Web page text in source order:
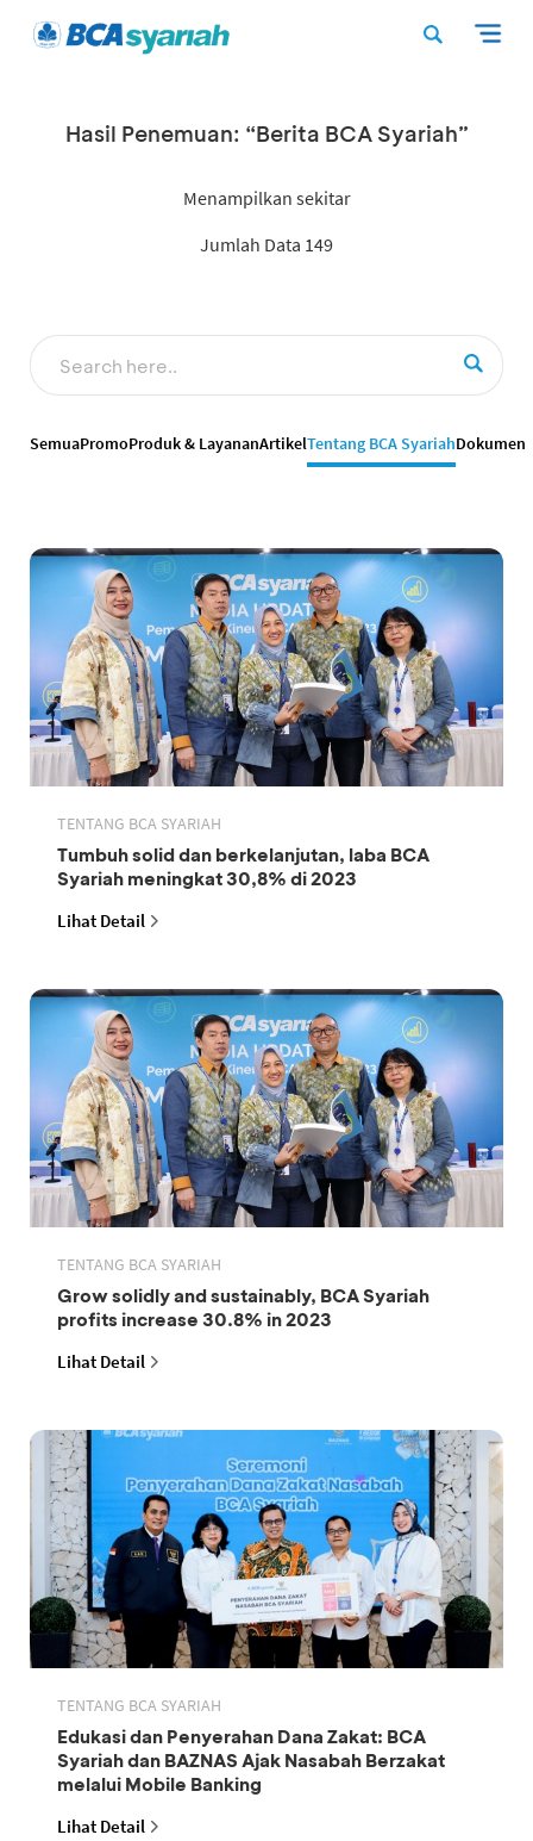
Hasil Penemuan: “Berita BCA Syariah”
Menampilkan sekitar
Jumlah Data 149
SemuaPromoProduk & LayananArtikelTentang BCA SyariahDokumen
TENTANG BCA SYARIAH
Tumbuh solid dan berkelanjutan, laba BCA
Syariah meningkat 30,8% di 2023
Lihat Detail
TENTANG BCA SYARIAH
Grow solidly and sustainably, BCA Syariah
profits increase 30.8% in 2023
Lihat Detail
TENTANG BCA SYARIAH
Edukasi dan Penyerahan Dana Zakat: BCA
Syariah dan BAZNAS Ajak Nasabah Berzakat
melalui Mobile Banking
Lihat Detail